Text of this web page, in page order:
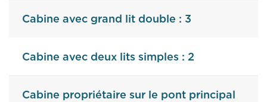
Cabine avec grand lit double : 3
Cabine avec deux lits simples : 2
Cabine propriétaire sur le pont principal